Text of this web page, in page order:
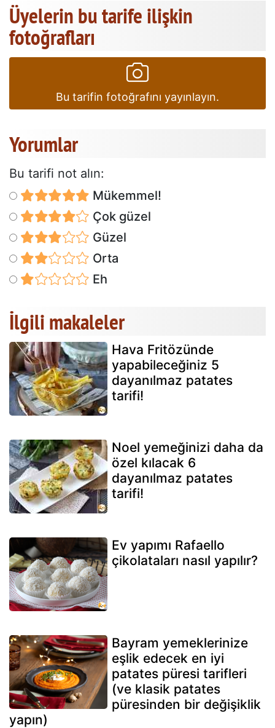
Üyelerin bu tarife ilişkin
fotoğrafları
Bu tarifin fotoğrafını yayınlayın.
Yorumlar
Bu tarifi not alın:
Mükemmel!
Çok güzel
Güzel
Orta
Eh
İlgili makaleler
Hava Fritözünde
yapabileceğiniz 5
dayanılmaz patates
tarifi!
Noel yemeğinizi daha da
özel kılacak 6
dayanılmaz patates
tarifi!
Ev yapımı Rafaello
çikolataları nasıl yapılır?
Bayram yemeklerinize
eşlik edecek en iyi
patates püresi tarifleri
(ve klasik patates
püresinden bir değişiklik
yapın)